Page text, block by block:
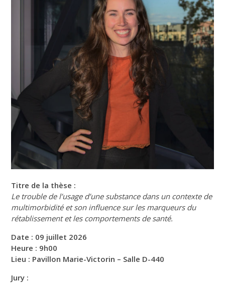
Titre de la thèse :
Le trouble de l’usage d’une substance dans un contexte de
multimorbidité et son influence sur les marqueurs du
rétablissement et les comportements de santé.
Date : 09 juillet 2026
Heure : 9h00
Lieu : Pavillon Marie-Victorin – Salle D-440
Jury :